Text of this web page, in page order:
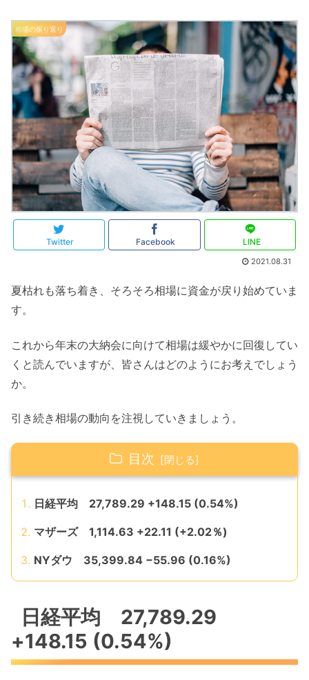
相場の振り返り
Twitter Facebook LINE
2021.08.31
夏枯れも落ち着き、そろそろ相場に資金が戻り始めていま
す。
これから年末の大納会に向けて相場は緩やかに回復してい
くと読んでいますが、皆さんはどのようにお考えでしょう
か。
引き続き相場の動向を注視していきましょう。
目次
日経平均 27,789.29 +148.15 (0.54%)
マザーズ 1,114.63 +22.11 (+2.02％)
NYダウ 35,399.84 −55.96 (0.16%)
日経平均 27,789.29
+148.15 (0.54%)